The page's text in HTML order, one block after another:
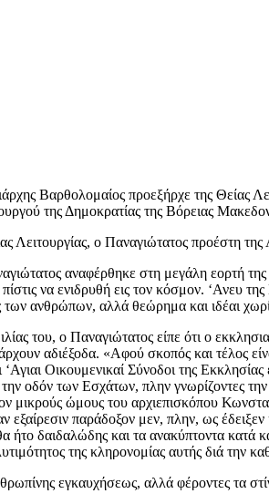
Βαρθολομαίος προεξήρχε της Θείας
της Δημοκρατίας της Βόρειας
Λειτουργίας, ο Παναγιώτατος προέστη
αναφέρθηκε στη μεγάλη εορτή
να ενιδρυθή εις τον κόσμον. ‘Ανευ
των ανθρώπων, αλλά θεώρημα και ιδέαι
του, ο Παναγιώτατος είπε ότι ο
αδιέξοδα. «Αφού σκοπός και τέλος
‘Αγιαι Οικουμενικαί Σύνοδοι της
οδόν των Εσχάτων, πλην γνωρίζοντες
μικρούς ώμους του αρχιεπισκόπου
εξαίρεσιν παράδοξον μεν, πλην, ως έδειξεν
ήτο δαιδαλώδης και τα ανακύπτοντα κατά
της κληρονομίας αυτής διά
εγκαυχήσεως, αλλά φέροντες τα